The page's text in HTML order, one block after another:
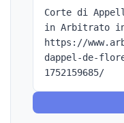
Corte di
in Arbitrato
https://
dappel-de-
1752159685/